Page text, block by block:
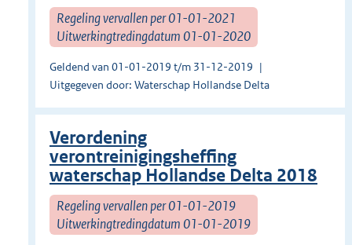
Regeling vervallen per 01-01-2021
Uitwerkingtredingdatum 01-01-2020
Geldend van 01-01-2019 t/m 31-12-2019
Uitgegeven door: Waterschap Hollandse Delta
Verordening
verontreinigingsheffing
waterschap Hollandse Delta 2018
Regeling vervallen per 01-01-2019
Uitwerkingtredingdatum 01-01-2019